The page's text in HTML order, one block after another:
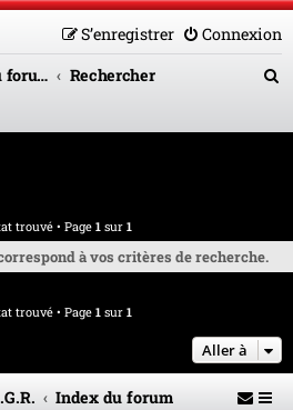
Connexion
S’enregistrer
Index du forum
Rechercher
r
trouvé • Page 1 sur 1
à vos critères de recherche.
trouvé • Page 1 sur 1
Aller à
Index du forum